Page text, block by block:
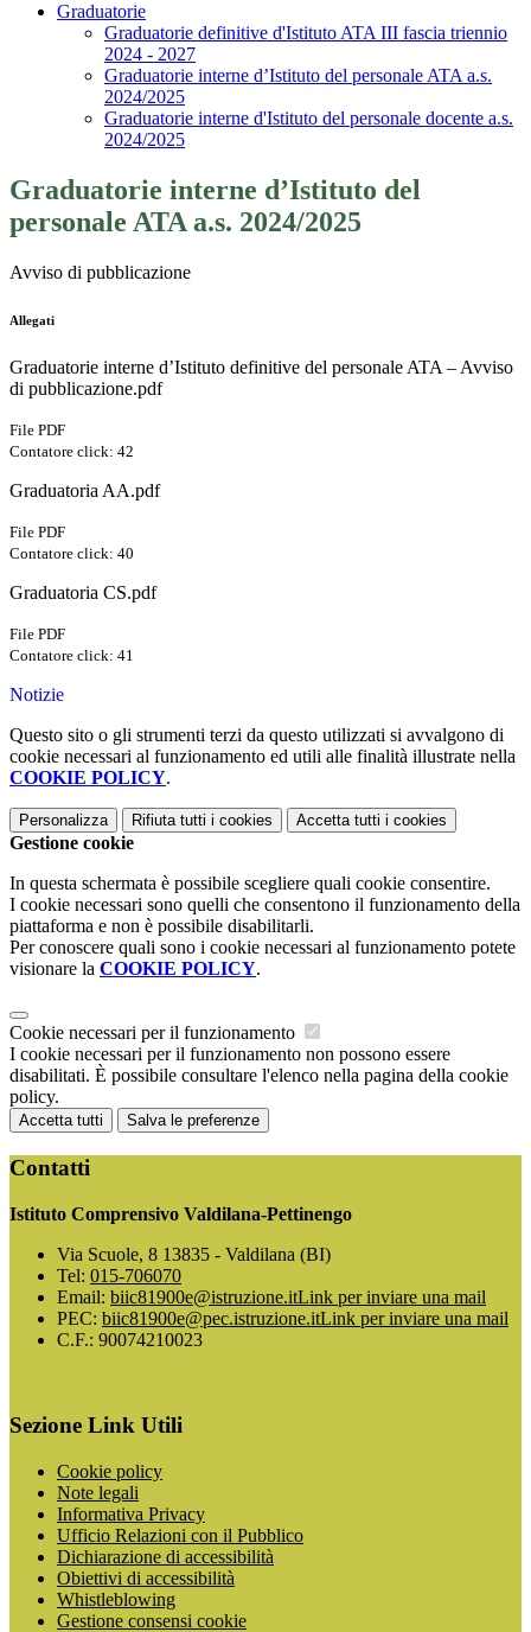
Graduatorie
Graduatorie definitive d'Istituto ATA III fascia triennio
2024 - 2027
Graduatorie interne d’Istituto del personale ATA a.s.
2024/2025
Graduatorie interne d'Istituto del personale docente a.s.
2024/2025
Graduatorie interne d’Istituto del
personale ATA a.s. 2024/2025
Avviso di pubblicazione
Allegati
Graduatorie interne d’Istituto definitive del personale ATA – Avviso
di pubblicazione.pdf
File PDF
Contatore click: 42
Graduatoria AA.pdf
File PDF
Contatore click: 40
Graduatoria CS.pdf
File PDF
Contatore click: 41
Notizie
Questo sito o gli strumenti terzi da questo utilizzati si avvalgono di
cookie necessari al funzionamento ed utili alle finalità illustrate nella
COOKIE POLICY.
Personalizza Rifiuta tutti i cookies Accetta tutti i cookies
Gestione cookie
In questa schermata è possibile scegliere quali cookie consentire.
I cookie necessari sono quelli che consentono il funzionamento della
piattaforma e non è possibile disabilitarli.
Per conoscere quali sono i cookie necessari al funzionamento potete
visionare la COOKIE POLICY.
Cookie necessari per il funzionamento
I cookie necessari per il funzionamento non possono essere
disabilitati. È possibile consultare l'elenco nella pagina della cookie
policy.
Accetta tutti Salva le preferenze
Contatti
Istituto Comprensivo Valdilana-Pettinengo
Via Scuole, 8 13835 - Valdilana (BI)
Tel: 015-706070
Email: biic81900e@istruzione.itLink per inviare una mail
PEC: biic81900e@pec.istruzione.itLink per inviare una mail
C.F.: 90074210023
Sezione Link Utili
Cookie policy
Note legali
Informativa Privacy
Ufficio Relazioni con il Pubblico
Dichiarazione di accessibilità
Obiettivi di accessibilità
Whistleblowing
Gestione consensi cookie